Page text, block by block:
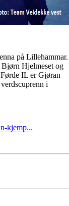
på Lillehammar.
Hjelmeset og
IL er Gjøran
i
kjemp...